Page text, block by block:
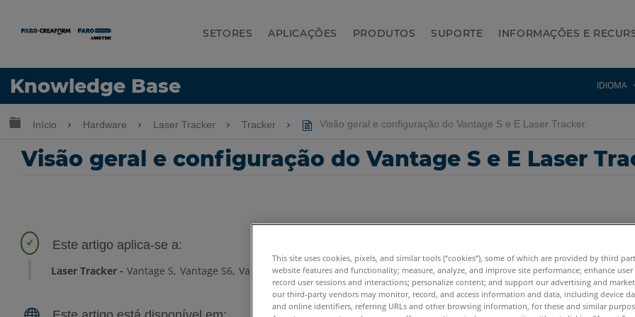
SETORES APLICAÇÕES PRODUTOS SUPORTE INFORMAÇÕES E
Knowledge Base IDIOMA
Idioma
Expandir/recolher hierarquia global
Início Hardware Laser Tracker Tracker Visão geral e configuração do Vantage S e E Laser Tracker
Visão geral e configuração do Vantage S e E Laser
Laser Tracker Vantage S Vantage S6 Vantage E Vantage E6
This site uses cookies, pixels, and similar tools (“cookies”), some of which are provided by third
website features and functionality; measure, analyze, and improve site performance; enhance user
record user sessions and interactions; personalize content; and support our advertising and
our third-party vendors may monitor, record, and access information and data, including device
and online identifiers, referring URLs and other browsing information, for these and similar